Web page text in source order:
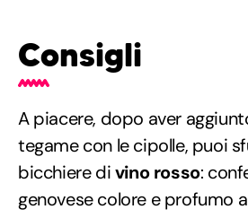
Consigli
A piacere, dopo aver
tegame con le cipolle, puoi
bicchiere divino rosso:
genovese colore e profumo